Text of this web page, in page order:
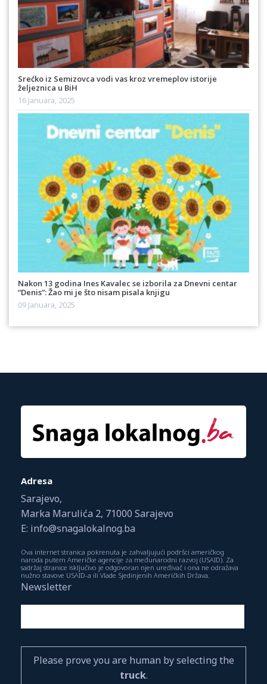
Srećko iz Semizovca vodi vas kroz vremeplov istorije
željeznica u BiH
16 Januara, 2025
Nakon 13 godina Ines Kavalec se izborila za Dnevni centar
“Denis”: Žao mi je što nisam pisala knjigu
09 Januara, 2025
Adresa
Sarajevo,
Marka Marulića 2, 71000 Sarajevo
E: info@snagalokalnog.ba
Ova internet stranica pokrenuta je zahvaljujući podršci američkog
naroda putem Američke agencije za međunarodni razvoj (USAID). Za
sadržaj stranice isključivo je odgovoran njen uređivač i ona ne odražava
nužno stavove USAID-a ili Vlade Sjedinjenih Američkih Država.
Newsletter
Please prove you are human by selecting the
truck.